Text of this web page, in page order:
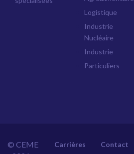
Logistique
Industrie
Nucléaire
Industrie
Particuliers
© CEME
Carrières Contact